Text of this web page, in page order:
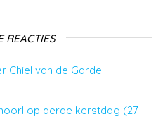
REACTIES
Chiel van de Garde
op derde kerstdag (27-